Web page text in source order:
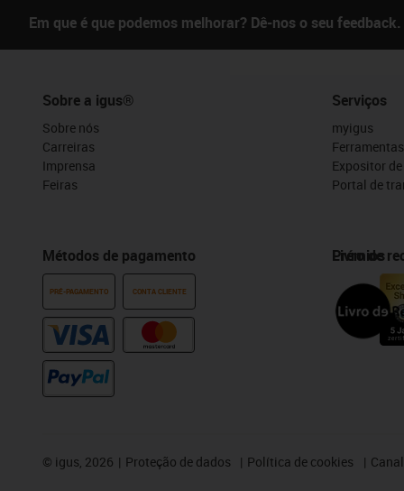
Em que é que podemos melhorar? Dê-nos o seu feedback.
Sobre a igus®
Sobre nós
Carreiras
Imprensa
Feiras
Métodos de pagamento
PRÉ-PAGAMENTO CONTA CLIENTE
Serviços
myigus
Expositor
Portal de
Prémios
Livro de
© igus, 2026 Proteção de dados Política de cookies